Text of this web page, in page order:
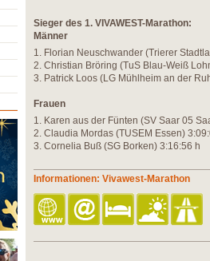
Sieger des 1. VIVAWEST-Marathon:
Männer
1. Florian Neuschwander (Trierer
2. Christian Bröring (TuS Blau-Weiß
3. Patrick Loos (LG Mühlheim an der
Frauen
1. Karen aus der Fünten (SV Saar 05
2. Claudia Mordas (TUSEM Essen)
3. Cornelia Buß (SG Borken) 3:16:56 h
Informationen: Vivawest-Marathon